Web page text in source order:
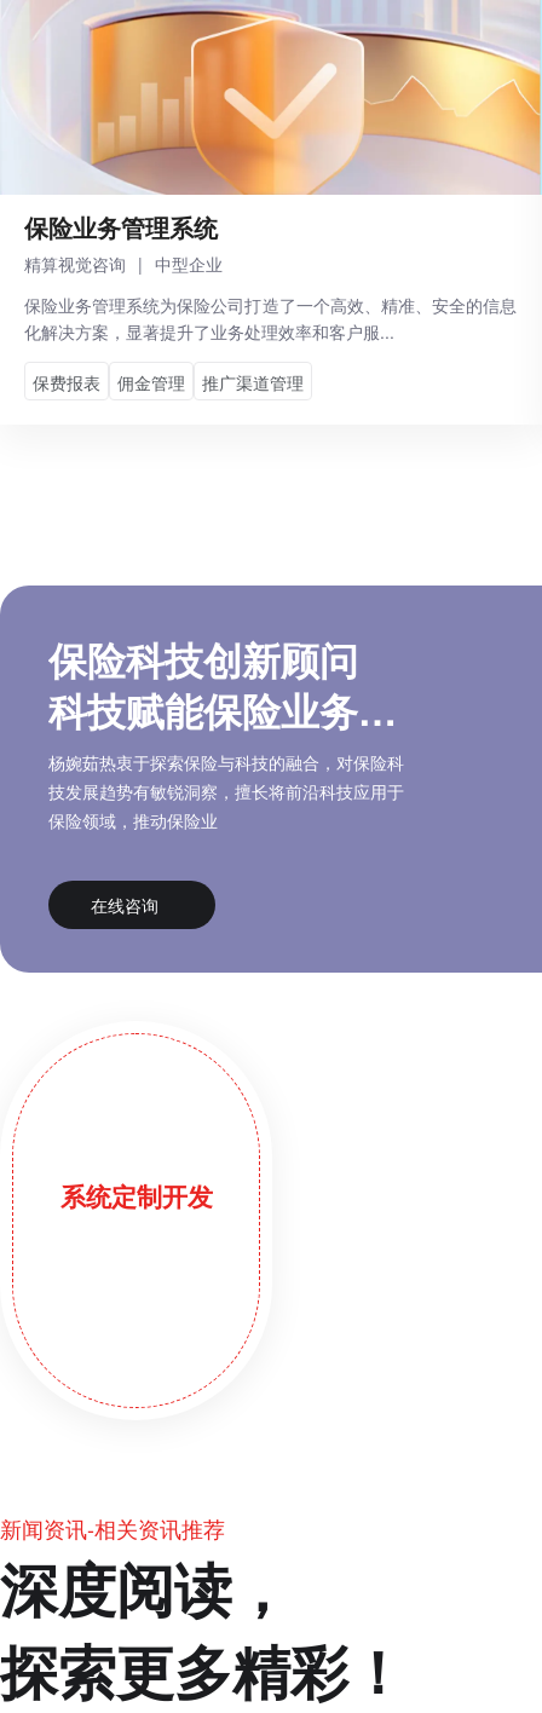
保险业务管理系统
精算视觉咨询 | 中型企业
保险业务管理系统为保险公司打造了一个高效、精准、安全的信息
化解决方案，显著提升了业务处理效率和客户服...
保费报表 佣金管理 推广渠道管理
保险科技创新顾问
科技赋能保险业务专
家
杨婉茹热衷于探索保险与科技的融合，对保险科
技发展趋势有敏锐洞察，擅长将前沿科技应用于
保险领域，推动保险业
在线咨询
系统定制开发
新闻资讯-相关资讯推荐
深度阅读，
探索更多精彩！